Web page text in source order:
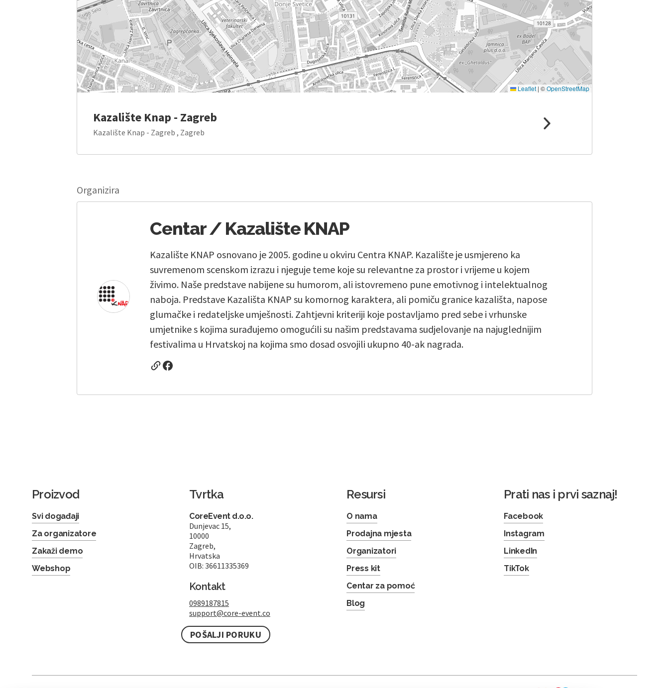
Leaflet | ©OpenStreetMap
Kazalište Knap - Zagreb
Kazalište Knap - Zagreb , Zagreb
Organizira
Centar / Kazalište KNAP
Kazalište KNAP osnovano je 2005. godine u okviru Centra KNAP. Kazalište je usmjereno ka
suvremenom scenskom izrazu i njeguje teme koje su relevantne za prostor i vrijeme u kojem
živimo. Naše predstave nabijene su humorom, ali istovremeno pune emotivnog i intelektualnog
naboja. Predstave Kazališta KNAP su komornog karaktera, ali pomiču granice kazališta, napose
glumačke i redateljske umješnosti. Zahtjevni kriteriji koje postavljamo pred sebe i vrhunske
umjetnike s kojima surađujemo omogućili su našim predstavama sudjelovanje na najuglednijim
festivalima u Hrvatskoj na kojima smo dosad osvojili ukupno 40-ak nagrada.
Proizvod
Svi događaji
Za organizatore
Zakaži demo
Webshop
Tvrtka
CoreEvent d.o.o.
Dunjevac 15,
10000
Zagreb,
Hrvatska
OIB: 36611335369
Kontakt
0989187815
support@core-event.co
POŠALJI PORUKU
Resursi
O nama
Prodajna mjesta
Organizatori
Press kit
Centar za pomoć
Blog
Prati nas i prvi saznaj!
Facebook
Instagram
LinkedIn
TikTok